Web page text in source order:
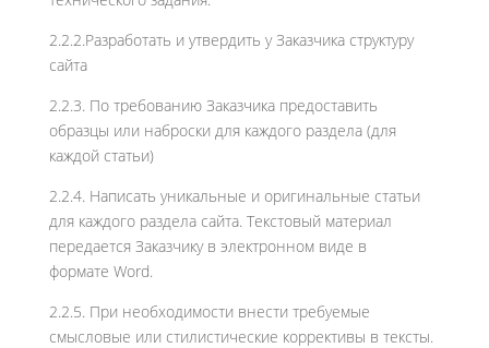
2.2.2.Разработать и утвердить у Заказчика структуру
сайта
2.2.3. По требованию Заказчика предоставить
образцы или наброски для каждого раздела (для
каждой статьи)
2.2.4. Написать уникальные и оригинальные статьи
для каждого раздела сайта. Текстовый материал
передается Заказчику в электронном виде в
формате Word.
2.2.5. При необходимости внести требуемые
смысловые или стилистические коррективы в тексты.